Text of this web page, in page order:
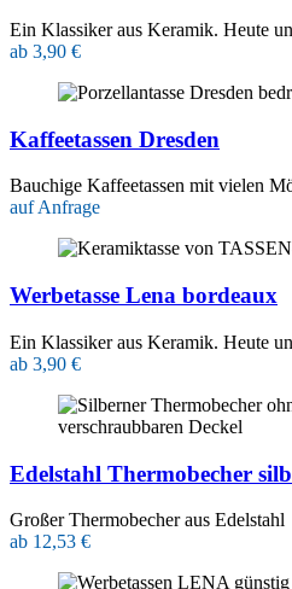
Ein Klassiker aus Keramik. Heute
ab 3,90 €
Kaffeetassen Dresden
Bauchige Kaffeetassen mit vielen
auf Anfrage
Werbetasse Lena bordeaux
Ein Klassiker aus Keramik. Heute
ab 3,90 €
Edelstahl Thermobecher
Großer Thermobecher aus Edelstahl
ab 12,53 €